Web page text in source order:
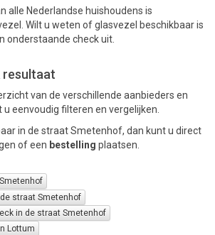
alle Nederlandse huishoudens is
Wilt u weten of glasvezel beschikbaar is
onderstaande check uit.
resultaat
van de verschillende aanbieders en
eenvoudig filteren en vergelijken.
in de straat Smetenhof, dan kunt u direct
of een bestelling plaatsen.
straat Smetenhof
in de straat Smetenhof
Lottum